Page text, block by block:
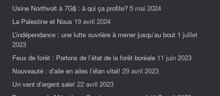
Usine Northvolt à 7G$ : à qui ça profite? 5 mai 2024
La Palestine et Nous 19 avril 2024
L’indépendance : une lutte ouvrière à mener jusqu’au bout 1 juillet
2023
Feux de forêt : Parlons de l’état de la forêt boréale 11 juin 2023
Nouveauté : d’aile en ailes l’élan vital! 29 avril 2023
Un vent d’argent sale! 22 avril 2023